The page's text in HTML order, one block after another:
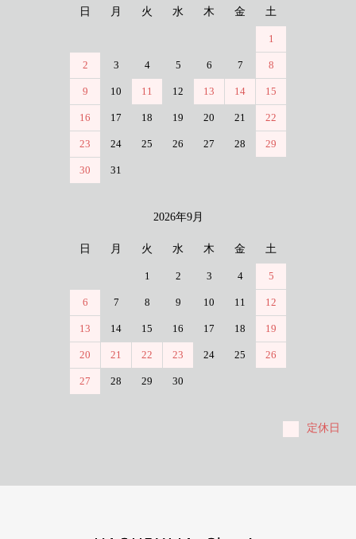
日 月 火 水 木 金 土
1
2 3 4 5 6 7 8
9 10 11 12 13 14 15
16 17 18 19 20 21 22
23 24 25 26 27 28 29
30 31
2026年9月
日 月 火 水 木 金 土
1 2 3 4 5
6 7 8 9 10 11 12
13 14 15 16 17 18 19
20 21 22 23 24 25 26
27 28 29 30
定休日